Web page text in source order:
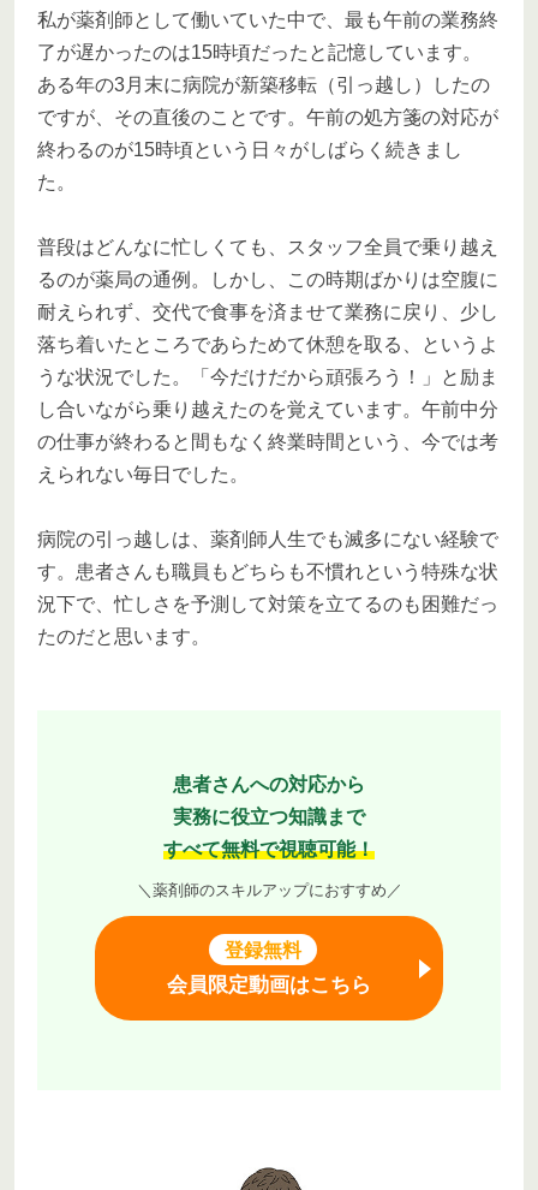
私が薬剤師として働いていた中で、最も午前の業務終
了が遅かったのは15時頃だったと記憶しています。
ある年の3月末に病院が新築移転（引っ越し）したの
ですが、その直後のことです。午前の処方箋の対応が
終わるのが15時頃という日々がしばらく続きまし
た。
普段はどんなに忙しくても、スタッフ全員で乗り越え
るのが薬局の通例。しかし、この時期ばかりは空腹に
耐えられず、交代で食事を済ませて業務に戻り、少し
落ち着いたところであらためて休憩を取る、というよ
うな状況でした。「今だけだから頑張ろう！」と励ま
し合いながら乗り越えたのを覚えています。午前中分
の仕事が終わると間もなく終業時間という、今では考
えられない毎日でした。
病院の引っ越しは、薬剤師人生でも滅多にない経験で
す。患者さんも職員もどちらも不慣れという特殊な状
況下で、忙しさを予測して対策を立てるのも困難だっ
たのだと思います。
患者さんへの対応から
実務に役立つ知識まで
すべて無料で視聴可能！
＼薬剤師のスキルアップにおすすめ／
登録無料
会員限定動画はこちら